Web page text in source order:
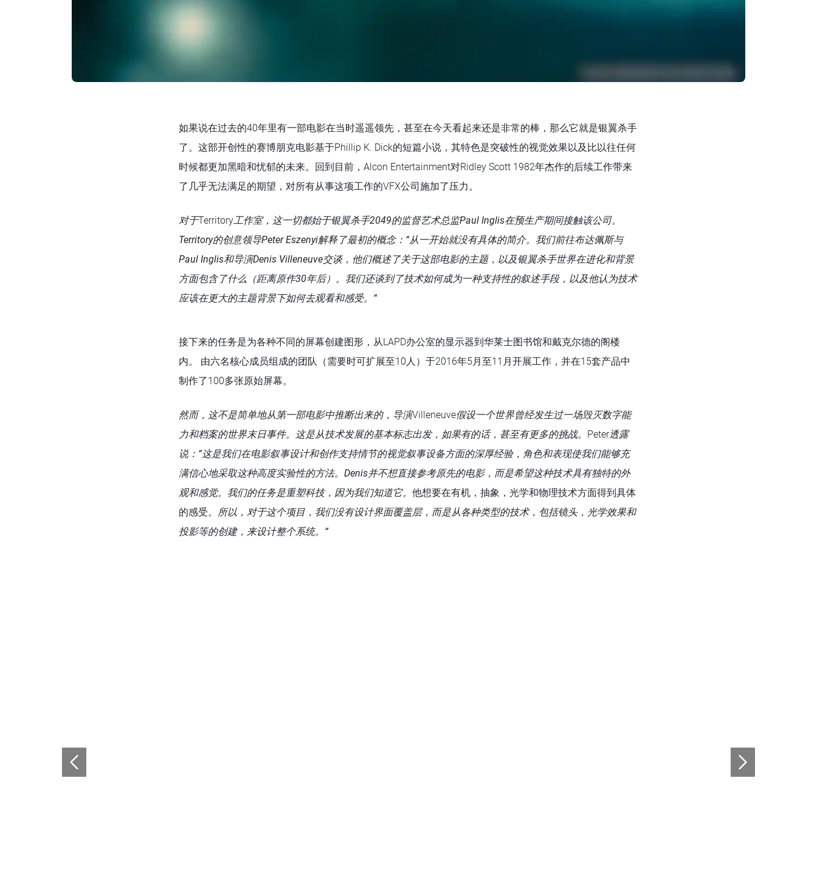
如果说在过去的40年里有一部电影在当时遥遥领先，甚至在今天看起来还是非常的棒，那么它就是银翼杀手
了。这部开创性的赛博朋克电影基于Phillip K. Dick的短篇小说，其特色是突破性的视觉效果以及比以往任何
时候都更加黑暗和忧郁的未来。回到目前，Alcon Entertainment对Ridley Scott 1982年杰作的后续工作带来
了几乎无法满足的期望，对所有从事这项工作的VFX公司施加了压力。
对于Territory工作室，这一切都始于银翼杀手2049的监督艺术总监Paul Inglis在预生产期间接触该公司。
Territory的创意领导Peter Eszenyi解释了最初的概念：“从一开始就没有具体的简介。我们前往布达佩斯与
Paul Inglis和导演Denis Villeneuve交谈，他们概述了关于这部电影的主题，以及银翼杀手世界在进化和背景
方面包含了什么（距离原作30年后）。我们还谈到了技术如何成为一种支持性的叙述手段，以及他认为技术
应该在更大的主题背景下如何去观看和感受。“
接下来的任务是为各种不同的屏幕创建图形，从LAPD办公室的显示器到华莱士图书馆和戴克尔德的阁楼
内。 由六名核心成员组成的团队（需要时可扩展至10人）于2016年5月至11月开展工作，并在15套产品中
制作了100多张原始屏幕。
然而，这不是简单地从第一部电影中推断出来的，导演Villeneuve假设一个世界曾经发生过一场毁灭数字能
力和档案的世界末日事件。这是从技术发展的基本标志出发，如果有的话，甚至有更多的挑战。
Peter透露
说：“这是我们在电影叙事设计和创作支持情节的视觉叙事设备方面的深厚经验，角色和表现使我们能够充
满信心地采取这种高度实验性的方法。 Denis并不想直接参考原先的电影，而是希望这种技术具有独特的外
观和感觉。我们的任务是重塑科技，因为我们知道它。 他想要在有机，抽象，光学和物理技术方面得到具体
的感受。所以，对于这个项目，我们没有设计界面覆盖层，而是从各种类型的技术，包括镜头，光学效果和
投影等的创建，来设计整个系统。“